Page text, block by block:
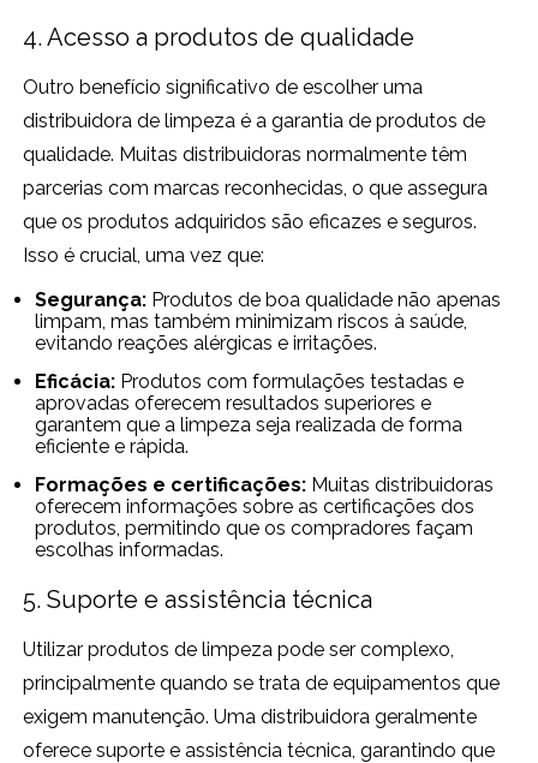
4. Acesso a produtos de qualidade
Outro benefício significativo de escolher uma
distribuidora de limpeza é a garantia de produtos de
qualidade. Muitas distribuidoras normalmente têm
parcerias com marcas reconhecidas, o que assegura
que os produtos adquiridos são eficazes e seguros.
Isso é crucial, uma vez que:
Segurança: Produtos de boa qualidade não apenas
limpam, mas também minimizam riscos à saúde,
evitando reações alérgicas e irritações.
Eficácia: Produtos com formulações testadas e
aprovadas oferecem resultados superiores e
garantem que a limpeza seja realizada de forma
eficiente e rápida.
Formações e certificações: Muitas distribuidoras
oferecem informações sobre as certificações dos
produtos, permitindo que os compradores façam
escolhas informadas.
5. Suporte e assistência técnica
Utilizar produtos de limpeza pode ser complexo,
principalmente quando se trata de equipamentos que
exigem manutenção. Uma distribuidora geralmente
oferece suporte e assistência técnica, garantindo que